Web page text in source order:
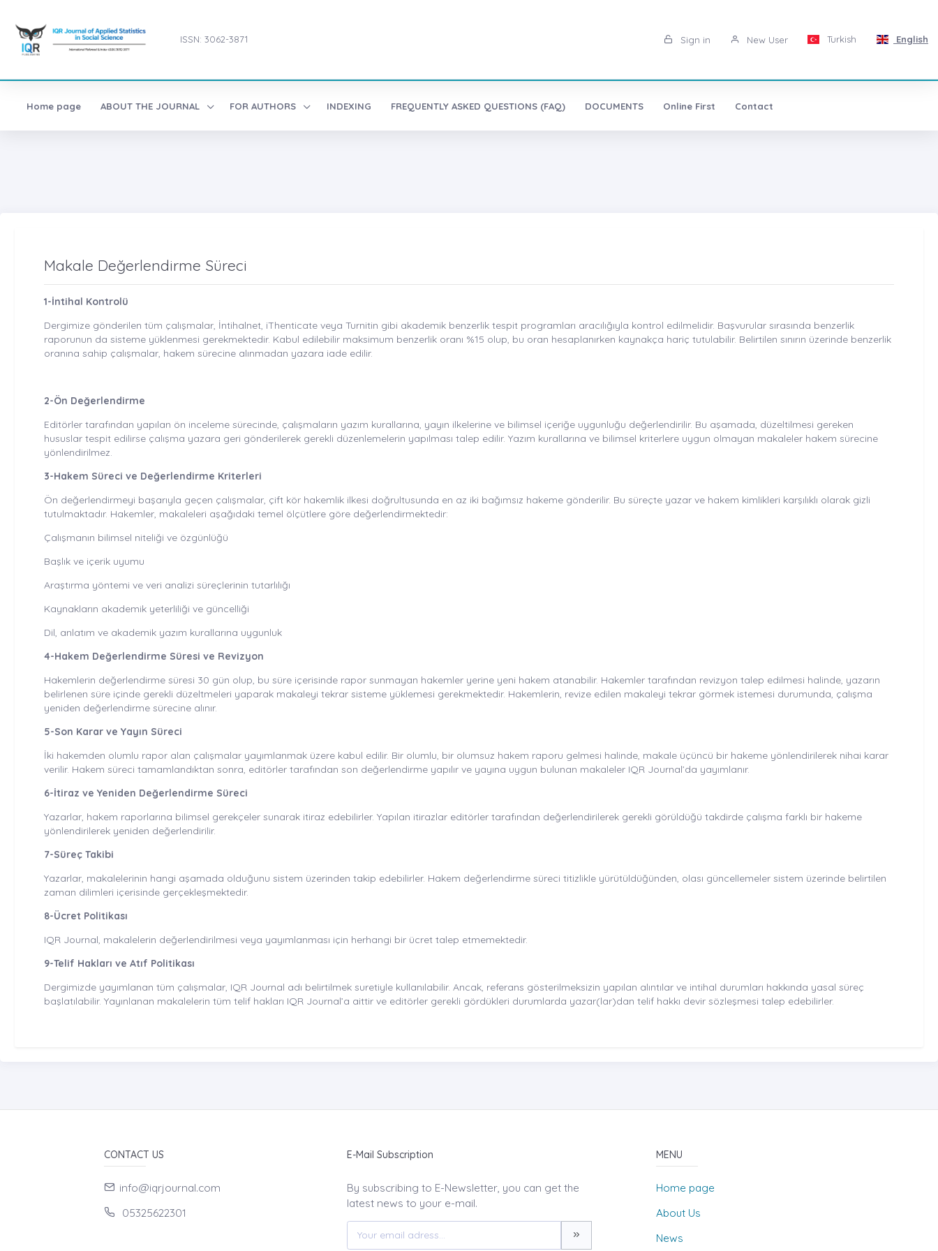
ISSN: 3062-3871 Sign in New User Turkish English
Home page ABOUT THE JOURNAL FOR AUTHORS INDEXING FREQUENTLY ASKED QUESTIONS (FAQ) DOCUMENTS Online First Contact
Makale Değerlendirme Süreci
1-İntihal Kontrolü
Dergimize gönderilen tüm çalışmalar, İntihalnet, iThenticate veya Turnitin gibi akademik benzerlik tespit programları aracılığıyla kontrol edilmelidir. Başvurular sırasında benzerlik
raporunun da sisteme yüklenmesi gerekmektedir. Kabul edilebilir maksimum benzerlik oranı %15 olup, bu oran hesaplanırken kaynakça hariç tutulabilir. Belirtilen sınırın üzerinde benzerlik
oranına sahip çalışmalar, hakem sürecine alınmadan yazara iade edilir.
2-Ön Değerlendirme
Editörler tarafından yapılan ön inceleme sürecinde, çalışmaların yazım kurallarına, yayın ilkelerine ve bilimsel içeriğe uygunluğu değerlendirilir. Bu aşamada, düzeltilmesi gereken
hususlar tespit edilirse çalışma yazara geri gönderilerek gerekli düzenlemelerin yapılması talep edilir. Yazım kurallarına ve bilimsel kriterlere uygun olmayan makaleler hakem sürecine
yönlendirilmez.
3-Hakem Süreci ve Değerlendirme Kriterleri
Ön değerlendirmeyi başarıyla geçen çalışmalar, çift kör hakemlik ilkesi doğrultusunda en az iki bağımsız hakeme gönderilir. Bu süreçte yazar ve hakem kimlikleri karşılıklı olarak gizli
tutulmaktadır. Hakemler, makaleleri aşağıdaki temel ölçütlere göre değerlendirmektedir:
Çalışmanın bilimsel niteliği ve özgünlüğü
Başlık ve içerik uyumu
Araştırma yöntemi ve veri analizi süreçlerinin tutarlılığı
Kaynakların akademik yeterliliği ve güncelliği
Dil, anlatım ve akademik yazım kurallarına uygunluk
4-Hakem Değerlendirme Süresi ve Revizyon
Hakemlerin değerlendirme süresi 30 gün olup, bu süre içerisinde rapor sunmayan hakemler yerine yeni hakem atanabilir. Hakemler tarafından revizyon talep edilmesi halinde, yazarın
belirlenen süre içinde gerekli düzeltmeleri yaparak makaleyi tekrar sisteme yüklemesi gerekmektedir. Hakemlerin, revize edilen makaleyi tekrar görmek istemesi durumunda, çalışma
yeniden değerlendirme sürecine alınır.
5-Son Karar ve Yayın Süreci
İki hakemden olumlu rapor alan çalışmalar yayımlanmak üzere kabul edilir. Bir olumlu, bir olumsuz hakem raporu gelmesi halinde, makale üçüncü bir hakeme yönlendirilerek nihai karar
verilir. Hakem süreci tamamlandıktan sonra, editörler tarafından son değerlendirme yapılır ve yayına uygun bulunan makaleler IQR Journal’da yayımlanır.
6-İtiraz ve Yeniden Değerlendirme Süreci
Yazarlar, hakem raporlarına bilimsel gerekçeler sunarak itiraz edebilirler. Yapılan itirazlar editörler tarafından değerlendirilerek gerekli görüldüğü takdirde çalışma farklı bir hakeme
yönlendirilerek yeniden değerlendirilir.
7-Süreç Takibi
Yazarlar, makalelerinin hangi aşamada olduğunu sistem üzerinden takip edebilirler. Hakem değerlendirme süreci titizlikle yürütüldüğünden, olası güncellemeler sistem üzerinde belirtilen
zaman dilimleri içerisinde gerçekleşmektedir.
8-Ücret Politikası
IQR Journal, makalelerin değerlendirilmesi veya yayımlanması için herhangi bir ücret talep etmemektedir.
9-Telif Hakları ve Atıf Politikası
Dergimizde yayımlanan tüm çalışmalar, IQR Journal adı belirtilmek suretiyle kullanılabilir. Ancak, referans gösterilmeksizin yapılan alıntılar ve intihal durumları hakkında yasal süreç
başlatılabilir. Yayınlanan makalelerin tüm telif hakları IQR Journal’a aittir ve editörler gerekli gördükleri durumlarda yazar(lar)dan telif hakkı devir sözleşmesi talep edebilirler.
CONTACT US
info@iqrjournal.com
05325622301
E-Mail Subscription
By subscribing to E-Newsletter, you can get the
latest news to your e-mail.
MENU
Home page
About Us
News